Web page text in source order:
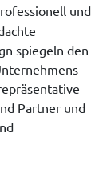
und
spiegeln den
Partner und